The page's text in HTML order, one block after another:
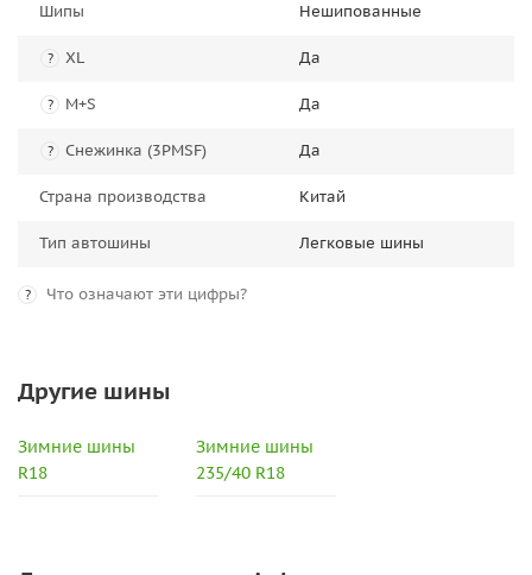
Шипы Нешипованные
? XL Да
? M+S Да
? Снежинка (3PMSF) Да
Страна производства Китай
Тип автошины Легковые шины
? Что означают эти цифры?
Другие шины
Зимние шины
R18
Зимние шины
235/40 R18